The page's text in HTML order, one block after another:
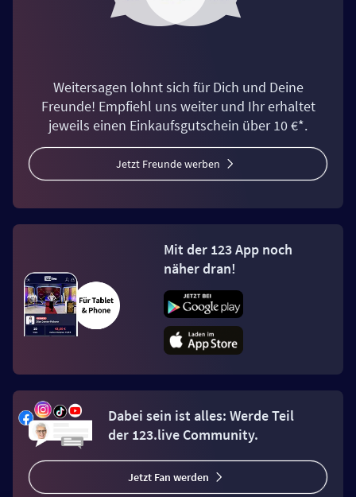
Weitersagen lohnt sich für Dich und Deine
Freunde! Empfiehl uns weiter und Ihr erhaltet
jeweils einen Einkaufsgutschein über 10 €*.
Jetzt Freunde werben
Mit der 123 App noch
näher dran!
Dabei sein ist alles: Werde Teil
der 123.live Community.
Jetzt Fan werden